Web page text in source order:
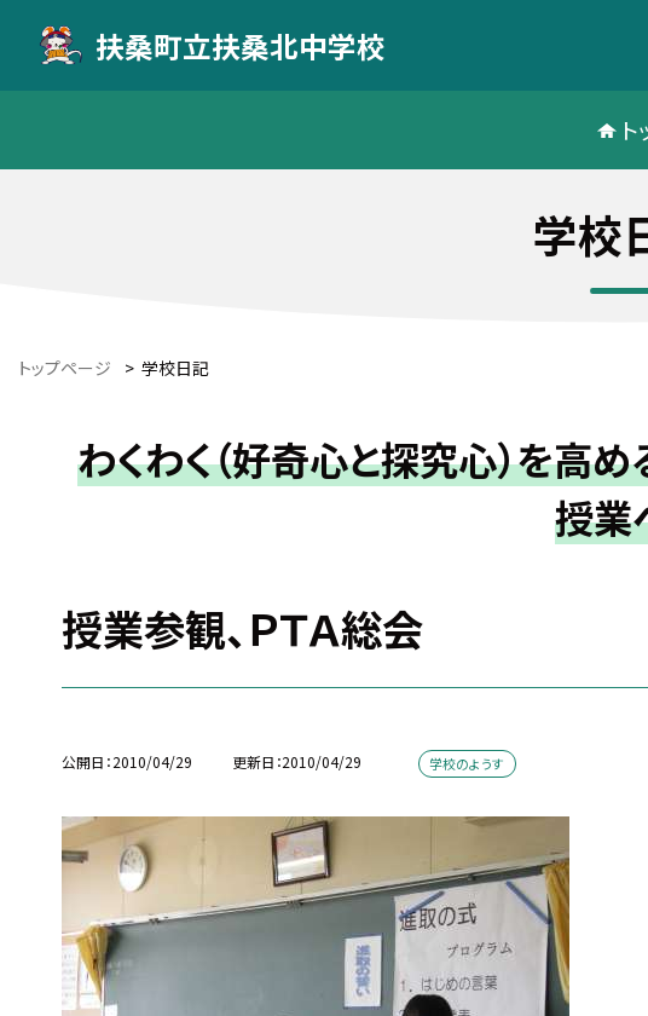
扶桑町立扶桑北中学校
学校
トップページ > 学校日記
わくわく（好奇心と探究心）を高
授業
授業参観、ＰＴＡ総会
公開日 2010/04/29 更新日 2010/04/29 学校のようす